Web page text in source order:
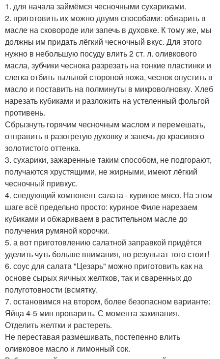
1. для начала займёмся чесночными сухариками.
2. приготовить их можно двумя способами: обжарить в
масле на сковороде или запечь в духовке. К тому же, мы
должны им придать лёгкий чесночный вкус. Для этого
нужно в небольшую посуду влить 2 ст. л. оливкового
масла, зубчики чеснока разрезать на тонкие пластинки и
слегка отбить тыльной стороной ножа, чеснок опустить в
масло и поставить на полминуты в микроволновку. Хлеб
нарезать кубиками и разложить на устеленный фольгой
противень.
Сбрызнуть горячим чесночным маслом и перемешать,
отправить в разогретую духовку и запечь до красивого
золотистого оттенка.
3. сухарики, зажаренные таким способом, не подгорают,
получаются хрустящими, не жирными, имеют лёгкий
чесночный привкус.
4. следующий компонент салата - куриное мясо. На этом
шаге всё предельно просто: куриное Филе нарезаем
кубиками и обжариваем в растительном масле до
получения румяной корочки.
5. а вот приготовлению салатной заправкой придётся
уделить чуть больше внимания, но результат того стоит!
6. соус для салата "Цезарь" можно приготовить как на
основе сырых яичных желтков, так и сваренных до
полуготовности (всмятку.
7. остановимся на втором, более безопасном варианте:
Яйца 4-5 мин проварить. С момента закипания.
Отделить желтки и растереть.
Не переставая размешивать, постепенно влить
оливковое масло и лимонный сок.